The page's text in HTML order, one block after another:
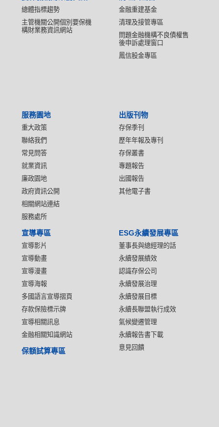
總體指標趨勢
主管機關公開個別要保機
構財業務資訊網站
金融重建基金
清理及接管專區
問題金融機構不良債權售
後申訴處理窗口
鳳信股金專區
服務園地
重大政策
聯絡我們
常見問答
就業資訊
廉政園地
政府資訊公開
相關網站連結
服務處所
出版刊物
存保季刊
歷年年報及專刊
存保叢書
專題報告
出國報告
其他電子書
宣導專區
宣導影片
宣導動畫
宣導漫畫
宣導海報
多國語言宣導摺頁
存款保險標示牌
宣導相關訊息
金融相關知識網站
ESG永續發展專區
董事長與總經理的話
永續發展績效
認識存保公司
永續發展治理
永續發展目標
永續長聯盟執行成效
氣候變遷管理
永續報告書下載
意見回饋
保額試算專區